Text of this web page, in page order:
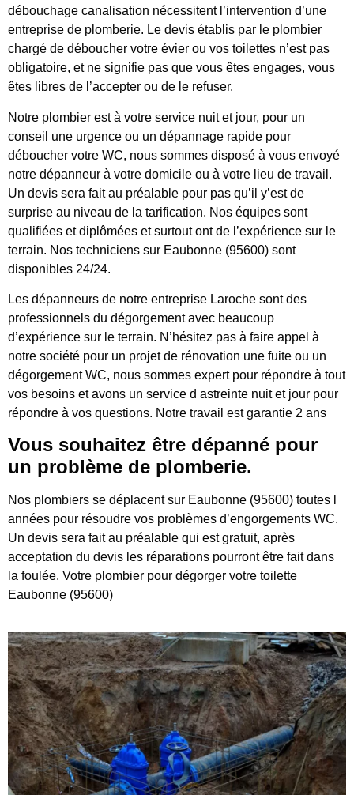
débouchage canalisation nécessitent l’intervention d’une
entreprise de plomberie. Le devis établis par le plombier
chargé de déboucher votre évier ou vos toilettes n’est pas
obligatoire, et ne signifie pas que vous êtes engages, vous
êtes libres de l’accepter ou de le refuser.
Notre plombier est à votre service nuit et jour, pour un
conseil une urgence ou un dépannage rapide pour
déboucher votre WC, nous sommes disposé à vous envoyé
notre dépanneur à votre domicile ou à votre lieu de travail.
Un devis sera fait au préalable pour pas qu’il y’est de
surprise au niveau de la tarification. Nos équipes sont
qualifiées et diplômées et surtout ont de l’expérience sur le
terrain. Nos techniciens sur Eaubonne (95600) sont
disponibles 24/24.
Les dépanneurs de notre entreprise Laroche sont des
professionnels du dégorgement avec beaucoup
d’expérience sur le terrain. N’hésitez pas à faire appel à
notre société pour un projet de rénovation une fuite ou un
dégorgement WC, nous sommes expert pour répondre à tout
vos besoins et avons un service d astreinte nuit et jour pour
répondre à vos questions. Notre travail est garantie 2 ans
Vous souhaitez être dépanné pour
un problème de plomberie.
Nos plombiers se déplacent sur Eaubonne (95600) toutes l
années pour résoudre vos problèmes d’engorgements WC.
Un devis sera fait au préalable qui est gratuit, après
acceptation du devis les réparations pourront être fait dans
la foulée. Votre plombier pour dégorger votre toilette
Eaubonne (95600)